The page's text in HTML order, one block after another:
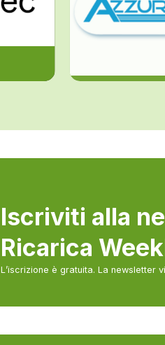
ZCS
Iscriviti alla
Ricarica
L’iscrizione è gratuita. La newsletter